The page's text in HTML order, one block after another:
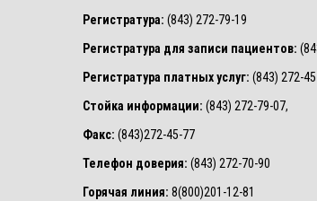
Регистратура: (843) 272-79-19
Регистратура для записи пациентов:
Регистратура платных услуг: (843) 272-
Стойка информации: (843) 272-79-07,
Факс: (843)272-45-77
Телефон доверия: (843) 272-70-90
Горячая линия: 8(800)201-12-81